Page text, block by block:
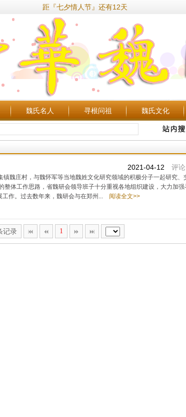
距『七夕情人节』还有12天
魏氏名人 寻根问祖 魏氏文化
2021-04-12 评论
魏庄村，与魏怀军等当地魏姓文化研究领域的积极分子一起研究、
整体工作思路，省魏研会领导班子十分重视各地组织建设，大力加强
作。过去数年来，魏研会与在郑州...
阅读全文>>
记录 1